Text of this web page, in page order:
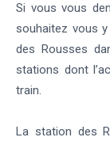
Si vous vous
souhaitez vous
des Rousses
stations dont
train.
La station des